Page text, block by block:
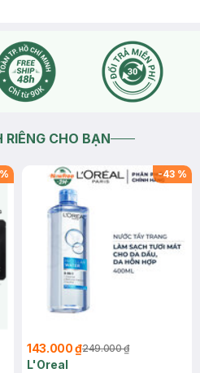
RIÊNG CHO BẠN
% -43 %
143.000 ₫249.000 ₫
L'Oreal